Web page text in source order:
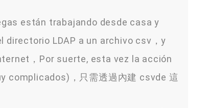
están trabajando desde casa y
LDAP a un archivo csv，y
，Por suerte, esta vez la acción
complicados)，只需透過內建 csvde 這